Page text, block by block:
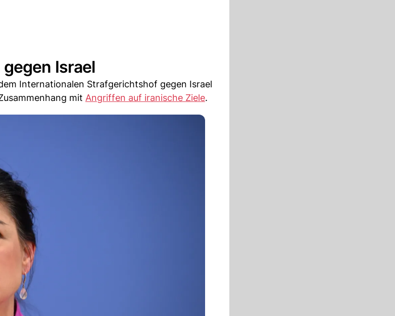
Israel
Internationalen Strafgerichtshof gegen Israel
mit Angriffen auf iranische Ziele.